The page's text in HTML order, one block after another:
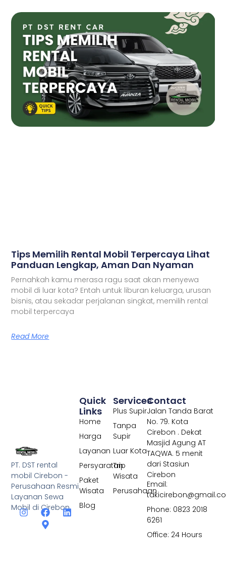
Tips Memilih Rental Mobil Terpercaya Lihat
Panduan Lengkap, Aman Dan Nyaman
Pernahkah kamu merasa ragu saat akan menyewa
mobil di luar kota? Entah untuk liburan keluarga, urusan
bisnis, atau sekadar perjalanan singkat, memilih rental
mobil terpercaya
Read More
PT. DST rental
mobil Cirebon -
Perusahaan Resmi
Layanan Sewa
Mobil di Cirebon
Services
Plus Supir
Tanpa
Supir
Luar Kota
Trip
Wisata
Perusahaan
Quick
Links
Home
Harga
Layanan
Persyaratan
Paket
Wisata
Blog
Contact
Jalan Tanda Barat
No. 79. Kota
Cirebon . Dekat
Masjid Agung AT
TAQWA. 5 menit
dari Stasiun
Cirebon
Email:
Phone: 0823 2018
6261
Office: 24 Hours